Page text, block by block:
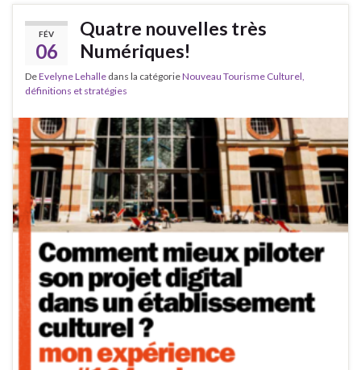
FÉV
06
Quatre nouvelles très
Numériques!
DeEvelyne Lehalle dans la catégorieNouveau Tourisme Culturel,
définitions et stratégies